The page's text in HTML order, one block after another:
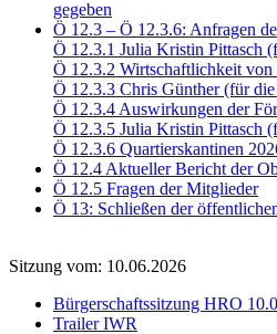
gegeben
Ö 12.3 – Ö 12.3.6: Anfragen
Ö 12.3.1 Julia Kristin Pittasch
Ö 12.3.2 Wirtschaftlichkeit
Ö 12.3.3 Chris Günther (für
Ö 12.3.4 Auswirkungen der
Ö 12.3.5 Julia Kristin Pittasch
Ö 12.3.6 Quartierskantinen
Ö 12.4 Aktueller Bericht der
Ö 12.5 Fragen der Mitglieder
Ö 13: Schließen der
Sitzung vom: 10.06.2026
Bürgerschaftssitzung HRO
Trailer IWR